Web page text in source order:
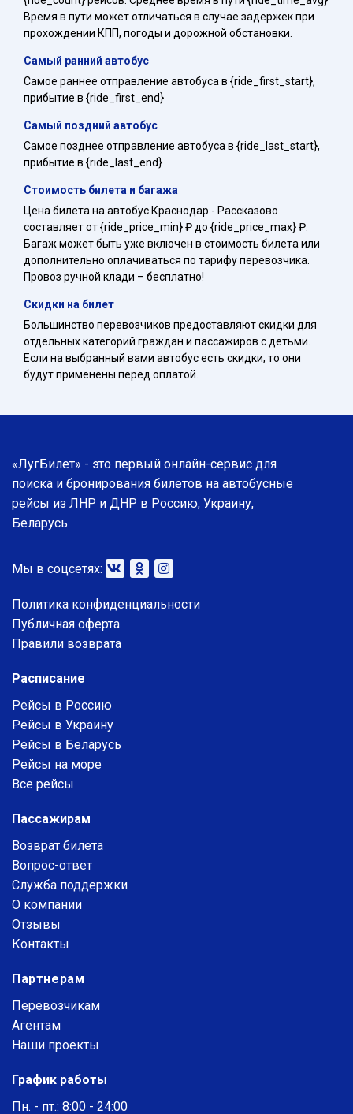
Время в пути может отличаться в случае задержек при
прохождении КПП, погоды и дорожной обстановки.
Самый ранний автобус
Самое раннее отправление автобуса в {ride_first_start},
прибытие в {ride_first_end}
Самый поздний автобус
Самое позднее отправление автобуса в {ride_last_start},
прибытие в {ride_last_end}
Стоимость билета и багажа
Цена билета на автобус Краснодар - Рассказово
составляет от {ride_price_min} ₽ до {ride_price_max} ₽.
Багаж может быть уже включен в стоимость билета или
дополнительно оплачиваться по тарифу перевозчика.
Провоз ручной клади – бесплатно!
Скидки на билет
Большинство перевозчиков предоставляют скидки для
отдельных категорий граждан и пассажиров с детьми.
Если на выбранный вами автобус есть скидки, то они
будут применены перед оплатой.
«ЛугБилет» - это первый онлайн-сервис для
поиска и бронирования билетов на автобусные
рейсы из ЛНР и ДНР в Россию, Украину,
Беларусь.
Мы в соцсетях:
Политика конфиденциальности
Публичная оферта
Правили возврата
Расписание
Рейсы в Россию
Рейсы в Украину
Рейсы в Беларусь
Рейсы на море
Все рейсы
Пассажирам
Возврат билета
Вопрос-ответ
Служба поддержки
О компании
Отзывы
Контакты
Партнерам
Перевозчикам
Агентам
Наши проекты
График работы
Пн. - пт.: 8:00 - 24:00